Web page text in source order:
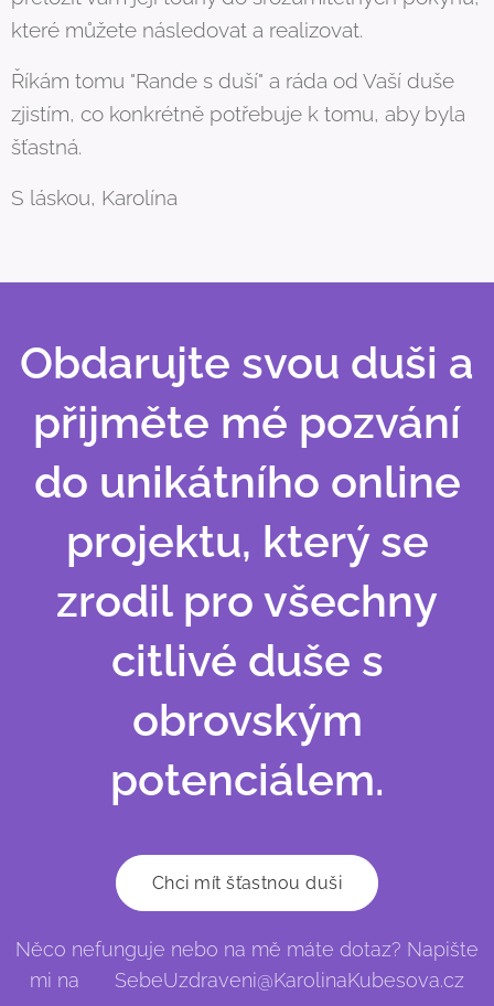
které můžete následovat a realizovat.
Říkám tomu "Rande s duší" a ráda od Vaší duše
zjistím, co konkrétně potřebuje k tomu, aby byla
šťastná.
S láskou, Karolína 💜
Obdarujte svou duši a
přijměte mé pozvání
do unikátního online
projektu, který se
zrodil pro všechny
citlivé duše s
obrovským
potenciálem.
Chci mít šťastnou duši
Něco nefunguje nebo na mě máte dotaz? Napište
mi na 📩 SebeUzdraveni@KarolinaKubesova.cz